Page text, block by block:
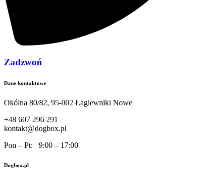
Zadzwoń
Dane kontaktowe
Okólna 80/82, 95-002 Łagiewniki Nowe
+48 607 296 291
kontakt@dogbox.pl
Pon – Pt: 9:00 – 17:00
Dogbox.pl